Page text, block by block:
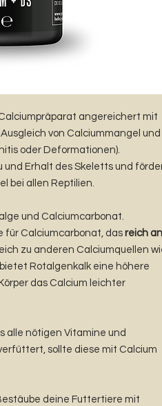
angereichert mit
von Calciummangel und
oder Deformationen).
Erhalt des Skeletts und
bei allen Reptilien.
und Calciumcarbonat.
für Calciumcarbonat, dasreich an
zu anderen Calciumquellen
Rotalgenkalk eine höhere
das Calcium leichter
alle nötigen Vitamine und
sollte diese mit Calcium
deine Futtertiere mit